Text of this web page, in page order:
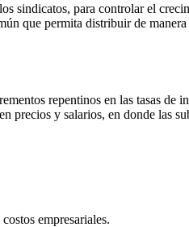
sindicatos, para controlar el
que permita distribuir de manera
repentinos en las tasas de
precios y salarios, en donde las
empresariales.